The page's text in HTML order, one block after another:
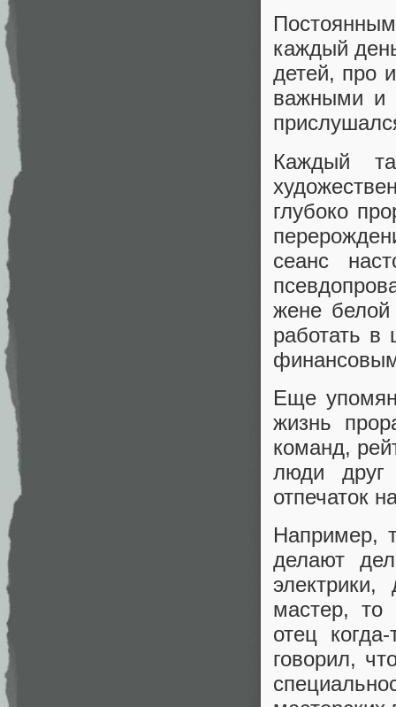
каждый
детей, про
важными и
Каждый
глубоко
сеанс
жене
работать в
Еще
жизнь
команд,
люди друг
отпечаток
Например,
делают
мастер, то
отец
говорил,